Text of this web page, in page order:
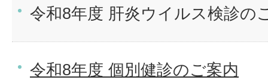
令和8年度 肝炎ウイルス検診の
令和8年度 個別健診のご案内